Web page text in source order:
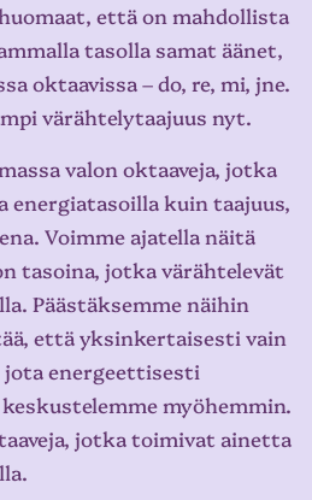
että on mahdollista
tasolla samat äänet,
oktaavissa – do, re, mi, jne.
värähtelytaajuus nyt.
valon oktaaveja, jotka
kuin taajuus,
Voimme ajatella näitä
tasoina, jotka värähtelevät
Päästäksemme näihin
että yksinkertaisesti vain
energeettisesti
myöhemmin.
jotka toimivat ainetta